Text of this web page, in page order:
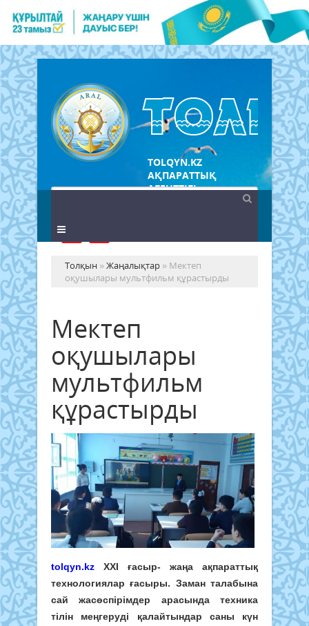
TOLQYN.KZ
АҚПАРАТТЫҚ
АГЕНТТІГІ
Толқын »Жаңалықтар » Мектеп
оқушылары мультфильм құрастырды
Мектеп
оқушылары
мультфильм
құрастырды
tolqyn.kz ХXI ғасыр- жаңа ақпараттық
технологиялар ғасыры. Заман талабына
сай жасөспірімдер арасында техника
тілін меңгеруді қалайтындар саны күн